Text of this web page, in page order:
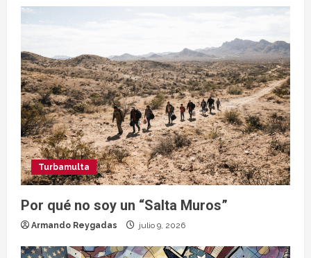
Turbamulta
Por qué no soy un “Salta Muros”
Armando Reygadas julio 9, 2026